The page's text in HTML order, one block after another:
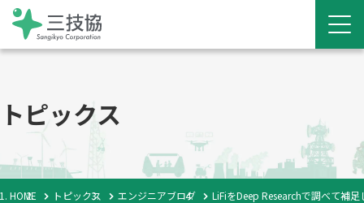
トピックス
HOME トピックス エンジニアブログ LiFiをDeep Researchで調べて補